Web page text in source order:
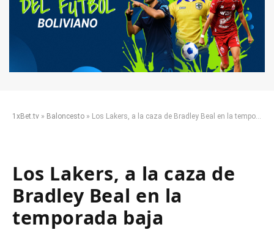
1xBet.tv » Baloncesto » Los Lakers, a la caza de Bradley Beal en la temporada baja
Los Lakers, a la caza de
Bradley Beal en la
temporada baja